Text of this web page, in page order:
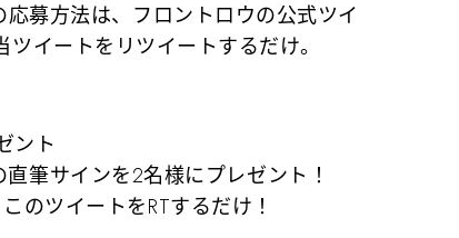
募方法は、フロントロウの公式ツイ
イートをリツイートするだけ。
ント
筆サインを2名様にプレゼント！
のツイートをRTするだけ！